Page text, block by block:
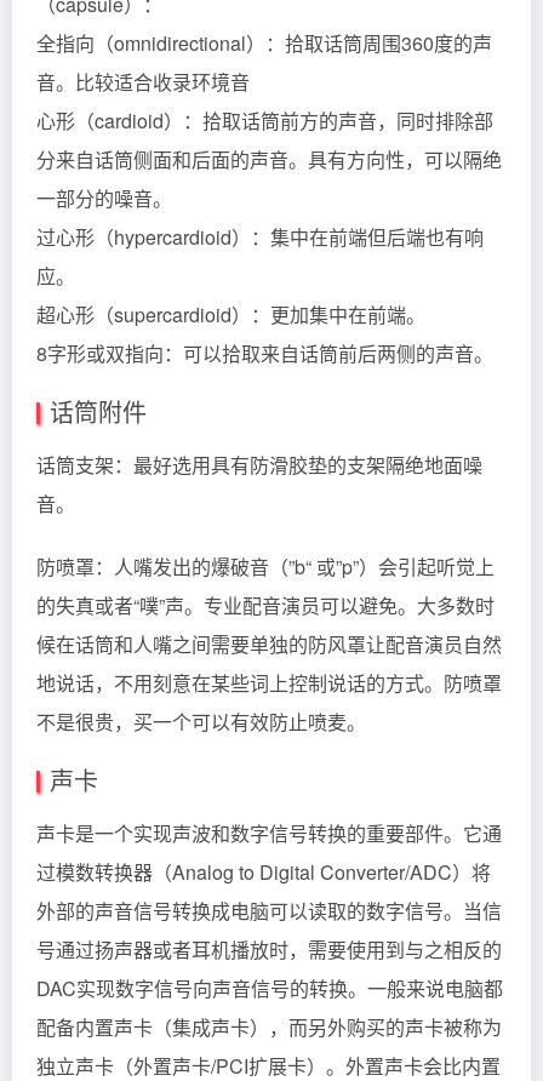
全指向（omnidirectional）：拾取话筒周围360度的声
音。比较适合收录环境音
心形（cardioid）：拾取话筒前方的声音，同时排除部
分来自话筒侧面和后面的声音。具有方向性，可以隔绝
一部分的噪音。
过心形（hypercardioid）：集中在前端但后端也有响
应。
超心形（supercardioid）：更加集中在前端。
8字形或双指向：可以拾取来自话筒前后两侧的声音。
话筒附件
话筒支架：最好选用具有防滑胶垫的支架隔绝地面噪
音。
防喷罩：人嘴发出的爆破音（”b“ 或”p”）会引起听觉上
的失真或者“噗”声。专业配音演员可以避免。大多数时
候在话筒和人嘴之间需要单独的防风罩让配音演员自然
地说话，不用刻意在某些词上控制说话的方式。防喷罩
不是很贵，买一个可以有效防止喷麦。
声卡
声卡是一个实现声波和数字信号转换的重要部件。它通
过模数转换器（Analog to Digital Converter/ADC）将
外部的声音信号转换成电脑可以读取的数字信号。当信
号通过扬声器或者耳机播放时，需要使用到与之相反的
DAC实现数字信号向声音信号的转换。一般来说电脑都
配备内置声卡（集成声卡），而另外购买的声卡被称为
独立声卡（外置声卡/PCI扩展卡）。外置声卡会比内置